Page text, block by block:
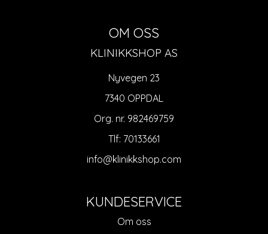
OM OSS
KLINIKKSHOP AS
Nyvegen 23
7340 OPPDAL
Org. nr. 982469759
Tlf: 70133661
info@klinikkshop.com
KUNDESERVICE
Om oss